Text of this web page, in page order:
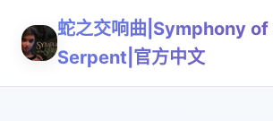
蛇之交响曲|Symphony
Serpent|官方中文